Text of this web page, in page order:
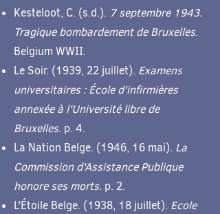
Kesteloot, C. (s.d.). 7 septembre 1943.
Tragique bombardement de Bruxelles.
Belgium WWII.
Le Soir. (1939, 22 juillet). Examens
universitaires : École d'infirmières
annexée à l'Université libre de
Bruxelles. p. 4.
La Nation Belge. (1946, 16 mai). La
Commission d'Assistance Publique
honore ses morts. p. 2.
L'Étoile Belge. (1938, 18 juillet). Ecole